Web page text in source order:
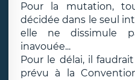
Pour la mutation,
décidée dans le seul
elle ne dissimule
inavouée...
Pour le délai, il
prévu à la